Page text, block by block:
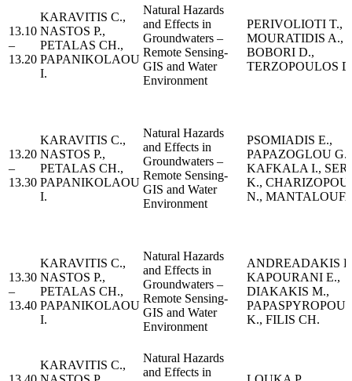
13.10
–
13.20
KARAVITIS C.,
NASTOS P.,
PETALAS CH.,
PAPANIKOLAOU
I.
Natural Hazards
and Effects in
Groundwaters –
Remote Sensing-
GIS and Water
Environment
PERIVOLIOTI T.,
MOURATIDIS A.,
BOBORI D.,
TERZOPOULOS
13.20
–
13.30
KARAVITIS C.,
NASTOS P.,
PETALAS CH.,
PAPANIKOLAOU
I.
Natural Hazards
and Effects in
Groundwaters –
Remote Sensing-
GIS and Water
Environment
PSOMIADIS E.,
PAPAZOGLOU
KAFKALA I.,
K.,
N.,
13.30
–
13.40
KARAVITIS C.,
NASTOS P.,
PETALAS CH.,
PAPANIKOLAOU
I.
Natural Hazards
and Effects in
Groundwaters –
Remote Sensing-
GIS and Water
Environment
ANDREADAKIS
KAPOURANI E.,
DIAKAKIS M.,
K., FILIS CH.
KARAVITIS C.,
Natural Hazards
and Effects in